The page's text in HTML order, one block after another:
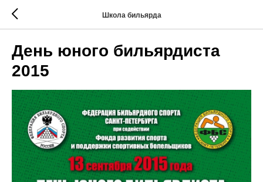
Школа бильярда
День юного бильярдиста
2015